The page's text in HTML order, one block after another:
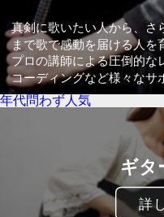
年代問わず人気